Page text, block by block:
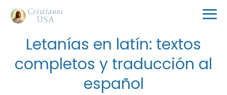
Letanías en latín: textos
completos y traducción al
español